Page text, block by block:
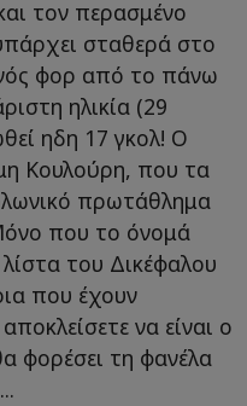
τον περασμένο
σταθερά στο
φορ από το πάνω
ηλικία (29
ηδη 17 γκολ! Ο
Κουλούρη, που τα
πρωτάθλημα
που το όνομά
του Δικέφαλου
που έχουν
να είναι ο
φορέσει τη φανέλα